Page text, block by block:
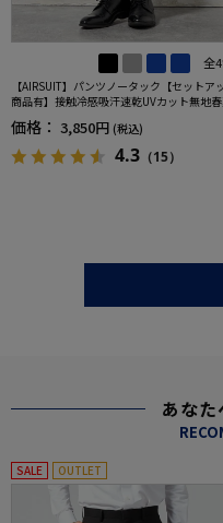
全
【AIRSUIT】パンツノータック【セットア
商品有】接触冷感吸汗速乾UVカット無地
価格： 3,850円 (税込)
4.3 （15）
あなた
SALE OUTLET